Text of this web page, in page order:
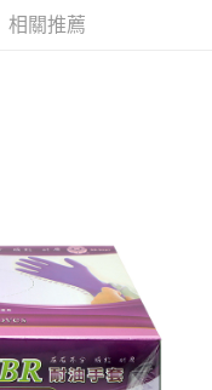
轉至「AFTEE先享後付」
成結帳。
連結，可透過四大超商／
交易完成。
您需要取消訂單，請聯絡
有效，需透過AFTEE先享
相關推薦